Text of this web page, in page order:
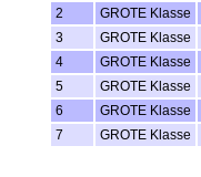
2
GROTE Klasse
3
GROTE Klasse
4
GROTE Klasse
5
GROTE Klasse
6
GROTE Klasse
7
GROTE Klasse